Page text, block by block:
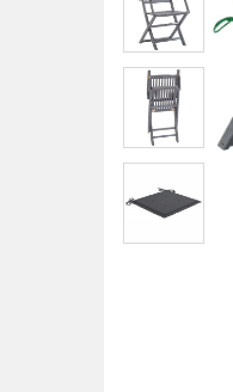
y animales